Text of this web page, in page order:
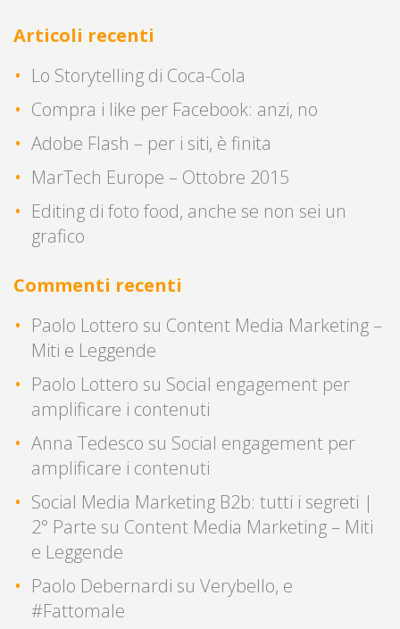
Articoli recenti
Lo Storytelling di Coca-Cola
Compra i like per Facebook: anzi, no
Adobe Flash – per i siti, è finita
MarTech Europe – Ottobre 2015
Editing di foto food, anche se non sei un
grafico
Commenti recenti
Paolo Lottero su Content Media Marketing –
Miti e Leggende
Paolo Lottero su Social engagement per
amplificare i contenuti
Anna Tedesco su Social engagement per
amplificare i contenuti
Social Media Marketing B2b: tutti i segreti |
2° Parte su Content Media Marketing – Miti
e Leggende
Paolo Debernardi su Verybello, e
#Fattomale